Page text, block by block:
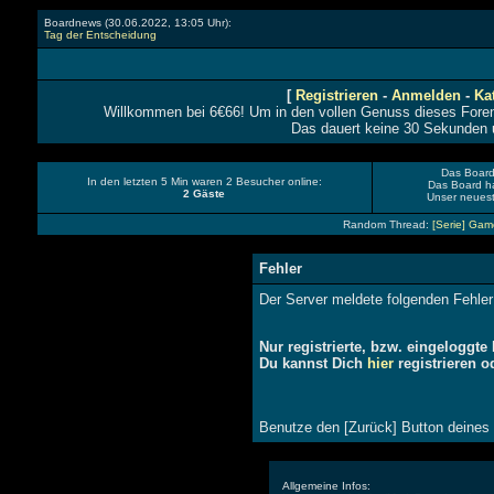
Boardnews (30.06.2022, 13:05 Uhr):
Tag der Entscheidung
[ Registrieren- Anmelden-
Willkommen bei 6€66! Um in den vollen Genuss dieses
Das dauert keine 30
In den letzten 5 Min waren 2 Besucher online:
2 Gäste
Das
Das Board
Unser
Random Thread: [Serie]
Fehler
Der Server meldete folgenden
Nur registrierte, bzw.
Du kannst Dich hier registrieren
Benutze den [Zurück] Button
Allgemeine Infos: